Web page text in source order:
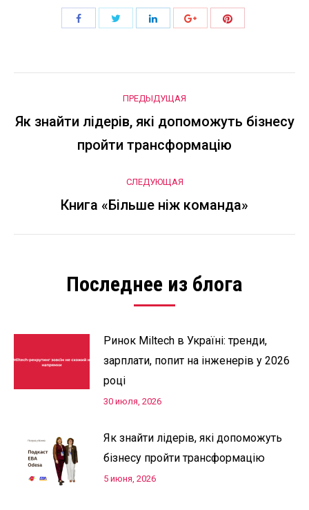
ПоделитьсяПоделитьсяПоделитьсяПоделитьсяПоделиться
Навигация
по
записям
ПРЕДЫДУЩАЯ
Предыдущая
запись:
Як знайти лідерів, які допоможуть бізнесу
пройти трансформацію
СЛЕДУЮЩАЯ
Следующая
Книга «Більше ніж команда»
Последнее из блога
Ринок Miltech в Україні: тренди,
зарплати, попит на інженерів у 2026
році
30 июля, 2026
Як знайти лідерів, які допоможуть
бізнесу пройти трансформацію
5 июня, 2026